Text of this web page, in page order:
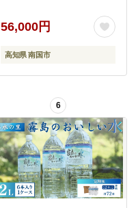
ツ 秋フルーツ 冬フルー
ツ くだもの 贈答 ギフト
人気 おすすめ 高知県 南
56,000円
高知県 南国市
6